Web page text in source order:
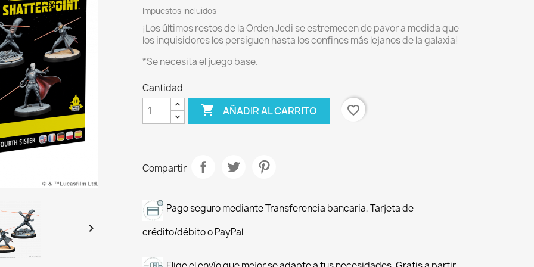

Impuestos incluidos
¡Los últimos restos de la Orden Jedi se estremecen de pavor a medida que
los inquisidores los persiguen hasta los confines más lejanos de la galaxia!
*Se necesita el juego base.
Cantidad
 AÑADIR AL CARRITO favorite_border
Compartir
Pago seguro mediante Transferencia bancaria, Tarjeta de
crédito/débito o PayPal